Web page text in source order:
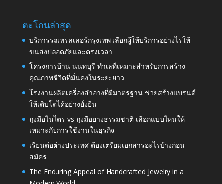
ตะโกนล่าสุด
บริการรถเทรลเลอร์กรุงเทพ เลือกผู้ให้บริการอย่างไรให้
ขนส่งปลอดภัยและตรงเวลา
โครงการบ้าน นนทบุรี ทำเลที่เหมาะสำหรับการสร้าง
คุณภาพชีวิตที่มั่นคงในระยะยาว
โรงงานผลิตเครื่องสำอางที่มีมาตรฐาน ช่วยสร้างแบรนด์
ให้เติบโตได้อย่างยั่งยืน
ถุงมือไนไตร vs ถุงมือยางธรรมชาติ เลือกแบบไหนให้
เหมาะกับการใช้งานในธุรกิจ
เรียนต่อต่างประเทศ ต้องเตรียมเอกสารอะไรบ้างก่อน
สมัคร
The Enduring Appeal of Handcrafted Jewelry in a